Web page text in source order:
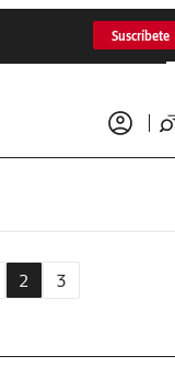
Suscríbete
2 3